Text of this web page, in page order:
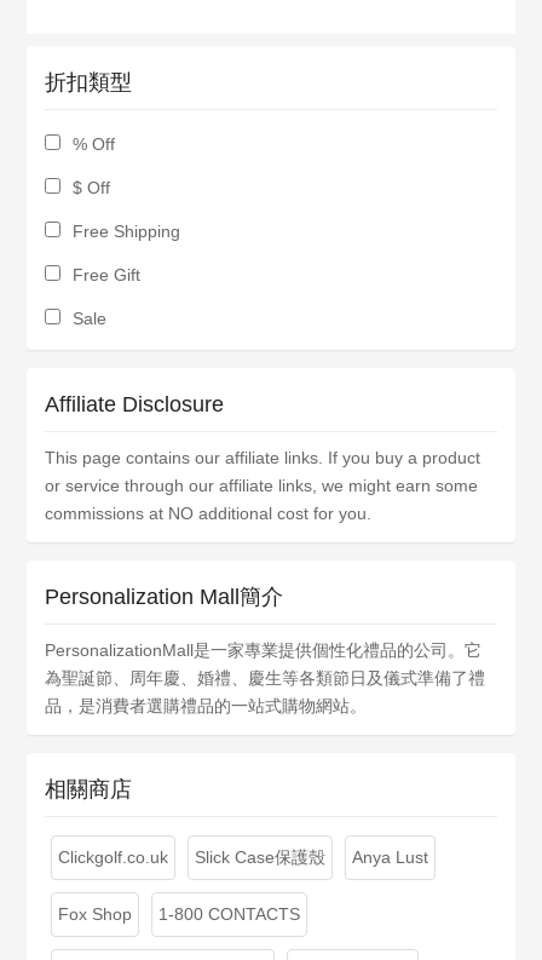
折扣類型
% Off
$ Off
Free Shipping
Free Gift
Sale
Affiliate Disclosure
This page contains our affiliate links. If you buy a product
or service through our affiliate links, we might earn some
commissions at NO additional cost for you.
Personalization Mall簡介
PersonalizationMall是一家專業提供個性化禮品的公司。它
為聖誕節、周年慶、婚禮、慶生等各類節日及儀式準備了禮
品，是消費者選購禮品的一站式購物網站。
相關商店
Clickgolf.co.uk Slick Case保護殼 Anya Lust
Fox Shop 1-800 CONTACTS